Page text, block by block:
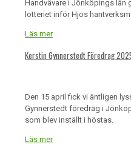
Handvävare i Jönköpings län
lotteriet inför Hjos
Läs mer
Kerstin Gynnerstedt Föredrag
Den 15 april fick vi äntligen
Gynnerstedt föredrag i
som blev inställt i höstas.
Läs mer